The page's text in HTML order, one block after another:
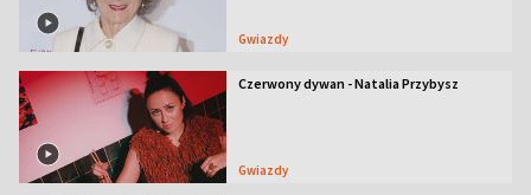
Gwiazdy
Czerwony dywan - Natalia Przybysz
Gwiazdy